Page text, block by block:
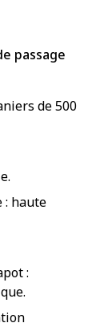
passage
de 500
: haute
: